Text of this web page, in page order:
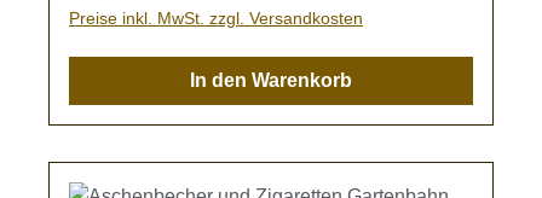
Preise inkl. MwSt. zzgl. Versandkosten
In den Warenkorb